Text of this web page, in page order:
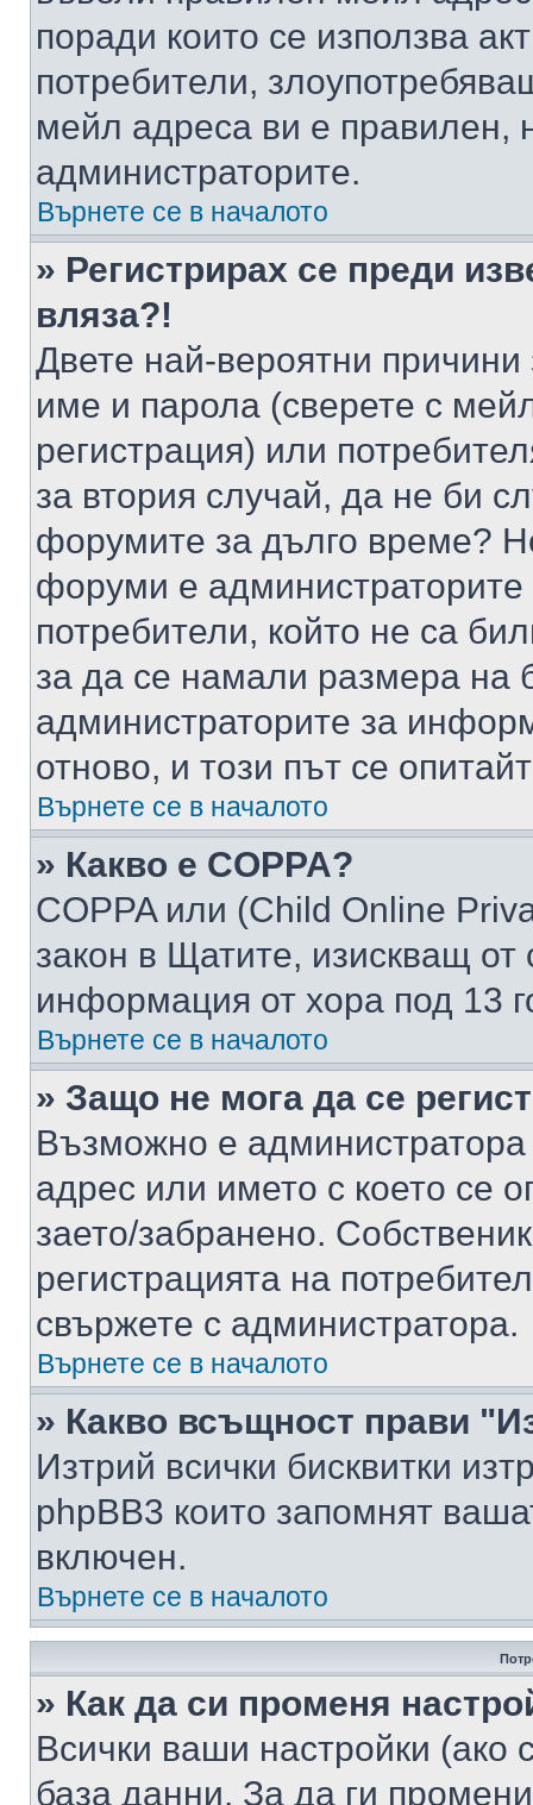
поради които се използва
потребители,
мейл адреса ви е правилен,
администраторите.
Върнете се в началото
» Регистрирах се преди
вляза?!
Двете най-вероятни
име и парола (сверете с
регистрация) или
за втория случай, да не би
форумите за дълго време?
форуми е администраторите
потребители, който не са
за да се намали размера на
администраторите за
отново, и този път се
Върнете се в началото
» Какво е COPPA?
COPPA или (Child Online
закон в Щатите, изискващ от
информация от хора под 13
Върнете се в началото
» Защо не мога да се
Възможно е
адрес или името с което се
заето/забранено.
регистрацията на
свържете с администратора.
Върнете се в началото
» Какво всъщност прави
Изтрий всички бисквитки
phpBB3 които запомнят
включен.
Върнете се в началото
» Как да си променя
Всички ваши настройки (ако
база данни. За да ги